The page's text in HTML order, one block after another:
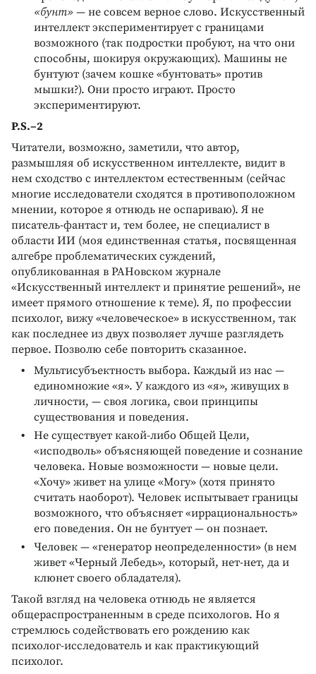
«бунт» — не совсем верное слово. Искусственный
интеллект экспериментирует с границами
возможного (так подростки пробуют, на что они
способны, шокируя окружающих). Машины не
бунтуют (зачем кошке «бунтовать» против
мышки?). Они просто играют. Просто
экспериментируют.
P.S.–2
Читатели, возможно, заметили, что автор,
размышляя об искусственном интеллекте, видит в
нем сходство с интеллектом естественным (сейчас
многие исследователи сходятся в противоположном
мнении, которое я отнюдь не оспариваю). Я не
писатель-фантаст и, тем более, не специалист в
области ИИ (моя единственная статья, посвященная
алгебре проблематических суждений,
опубликованная в РАНовском журнале
«Искусственный интеллект и принятие решений», не
имеет прямого отношение к теме). Я, по профессии
психолог, вижу «человеческое» в искусственном, так
как последнее из двух позволяет лучше разглядеть
первое. Позволю себе повторить сказанное.
Мультисубъектность выбора. Каждый из нас —
единомножие «я». У каждого из «я», живущих в
личности, — своя логика, свои принципы
существования и поведения.
Не существует какой-либо Общей Цели,
«исподволь» объясняющей поведение и сознание
человека. Новые возможности — новые цели.
«Хочу» живет на улице «Могу» (хотя принято
считать наоборот). Человек испытывает границы
возможного, что объясняет «иррациональность»
его поведения. Он не бунтует — он познает.
Человек — «генератор неопределенности» (в нем
живет «Черный Лебедь», который, нет-нет, да и
клюнет своего обладателя).
Такой взгляд на человека отнюдь не является
общераспространенным в среде психологов. Но я
стремлюсь содействовать его рождению как
психолог-исследователь и как практикующий
психолог.